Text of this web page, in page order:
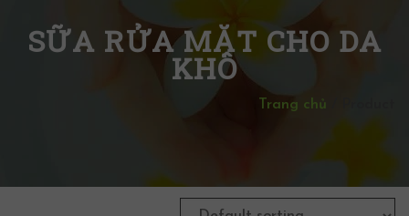
SỮA RỬA MẶT CHO DA
KHÔ
Trang chủ